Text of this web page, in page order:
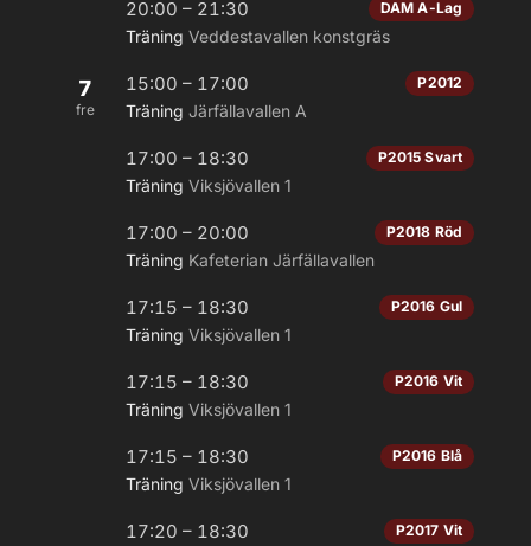
20:00 – 21:30 DAM A-Lag
Träning Veddestavallen konstgräs
7
fre
15:00 – 17:00 P2012
Träning Järfällavallen A
17:00 – 18:30 P2015 Svart
Träning Viksjövallen 1
17:00 – 20:00 P2018 Röd
Träning Kafeterian Järfällavallen
17:15 – 18:30 P2016 Gul
Träning Viksjövallen 1
17:15 – 18:30 P2016 Vit
Träning Viksjövallen 1
17:15 – 18:30 P2016 Blå
Träning Viksjövallen 1
17:20 – 18:30 P2017 Vit